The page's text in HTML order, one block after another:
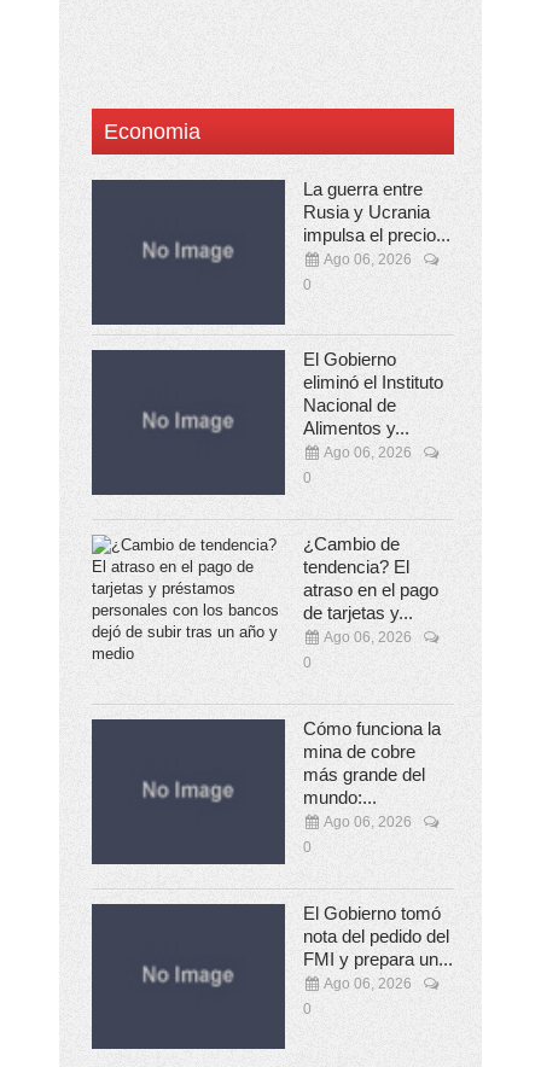
Economia
La guerra entre
Rusia y Ucrania
impulsa el precio...
Ago 06, 2026
0
El Gobierno
eliminó el Instituto
Nacional de
Alimentos y...
Ago 06, 2026
0
¿Cambio de
tendencia? El
atraso en el pago
de tarjetas y...
Ago 06, 2026
0
Cómo funciona la
mina de cobre
más grande del
mundo:...
Ago 06, 2026
0
El Gobierno tomó
nota del pedido del
FMI y prepara un...
Ago 06, 2026
0